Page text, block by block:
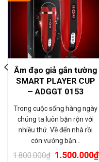
Âm đạo giả gắn tường
SMART PLAYER CUP
– ADGGT 0153
Trong cuộc sống hàng ngày
chúng ta luôn bận rộn với
nhiều thứ. Về đến nhà rồi
còn vướng bận…
1.800.000₫ 1.500.000₫